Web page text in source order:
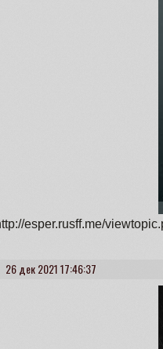
esper.rusff.me/
26 дек 2021 17:46:37